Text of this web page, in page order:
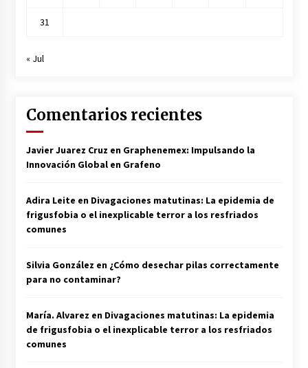
31
« Jul
Comentarios recientes
Javier Juarez Cruz en Graphenemex: Impulsando la
Innovación Global en Grafeno
Adira Leite en Divagaciones matutinas: La epidemia de
frigusfobia o el inexplicable terror a los resfriados
comunes
Silvia González en ¿Cómo desechar pilas correctamente
para no contaminar?
María. Alvarez en Divagaciones matutinas: La epidemia
de frigusfobia o el inexplicable terror a los resfriados
comunes